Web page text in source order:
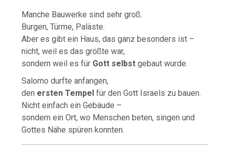
Manche Bauwerke sind sehr groß.
Burgen, Türme, Paläste.
Aber es gibt ein Haus, das ganz besonders ist –
nicht, weil es das größte war,
sondern weil es für Gott selbst gebaut wurde.
Salomo durfte anfangen,
den ersten Tempel für den Gott Israels zu bauen.
Nicht einfach ein Gebäude –
sondern ein Ort, wo Menschen beten, singen und
Gottes Nähe spüren konnten.